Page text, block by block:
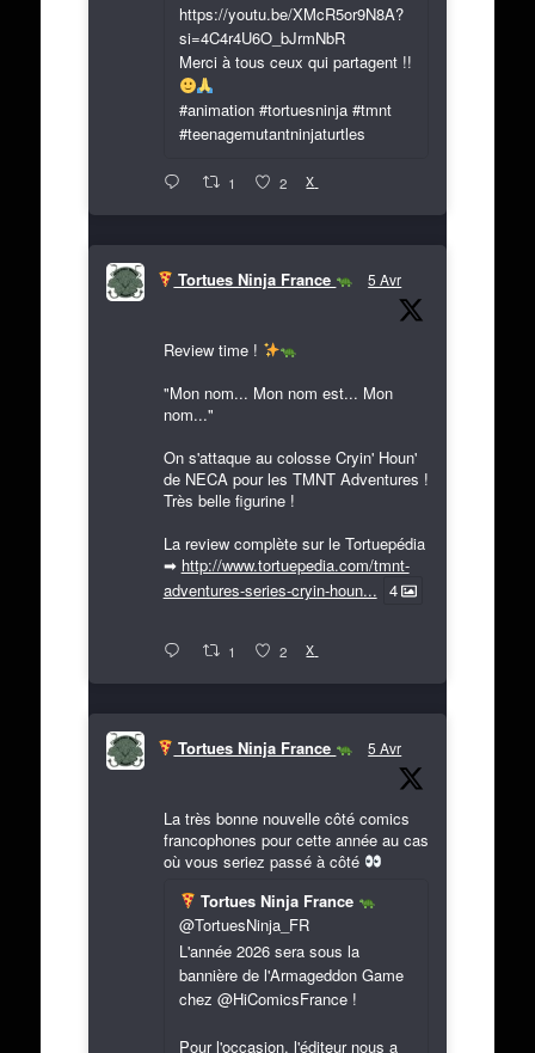
https://youtu.be/XMcR5or9N8A?
si=4C4r4U6O_bJrmNbR
Merci à tous ceux qui partagent !!
#animation #tortuesninja #tmnt
#teenagemutantninjaturtles
1 2 X
Tortues Ninja France 5 Avr
Review time !
"Mon nom... Mon nom est... Mon
nom..."
On s'attaque au colosse Cryin' Houn'
de NECA pour les TMNT Adventures !
Très belle figurine !
La review complète sur le Tortuepédia
➡ http://www.tortuepedia.com/tmnt-
adventures-series-cryin-houn... 4
1 2 X
Tortues Ninja France 5 Avr
La très bonne nouvelle côté comics
francophones pour cette année au cas
où vous seriez passé à côté
Tortues Ninja France
@TortuesNinja_FR
L'année 2026 sera sous la
bannière de l'Armageddon Game
chez @HiComicsFrance !
Pour l'occasion, l'éditeur nous a